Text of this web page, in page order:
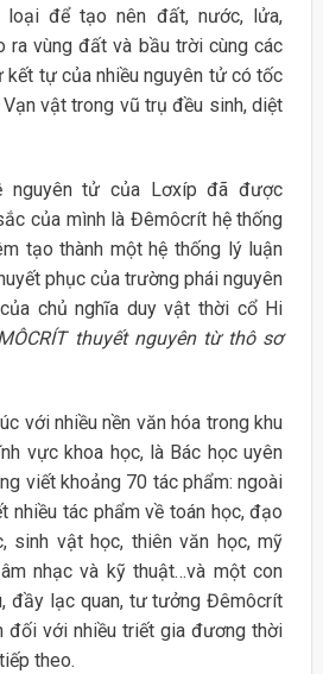
loại để tạo nên đất, nước, lửa,
ra vùng đất và bầu trời cùng các
tự của nhiều nguyên tử có tốc
vật trong vũ trụ đều sinh, diệt
nguyên tử của Lơxíp đã được
của mình là Đêmôcrít hệ thống
tạo thành một hệ thống lý luận
phục của trường phái nguyên
chủ nghĩa duy vật thời cổ Hi
thuyết nguyên từ thô sơ
với nhiều nền văn hóa trong khu
vực khoa học, là Bác học uyên
viết khoảng 70 tác phẩm: ngoài
nhiều tác phẩm về toán học, đạo
sinh vật học, thiên văn học, mỹ
nhạc và kỹ thuật…và một con
đầy lạc quan, tư tưởng Đêmôcrít
đối với nhiều triết gia đương thời
theo.